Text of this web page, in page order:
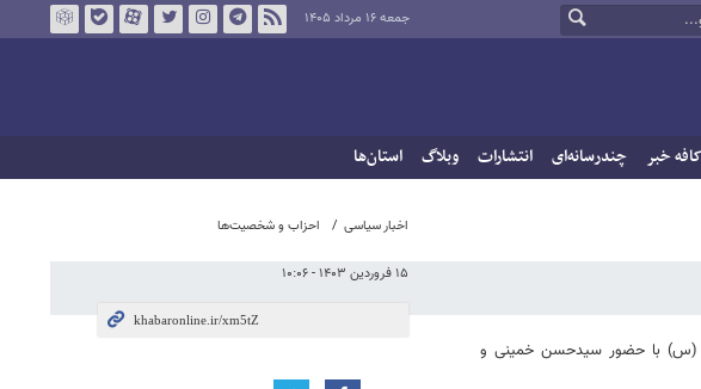
جمعه ۱۶ مرداد ۱۴۰۵
کافه خبر چندرسانه‌ای انتشارات وبلاگ استان‌ها
اخبار سیاسی احزاب و شخصیت‌ها
۱۵ فروردین ۱۴۰۳ - ۱۰:۰۶
(س) با حضور سیدحسن خمینی و